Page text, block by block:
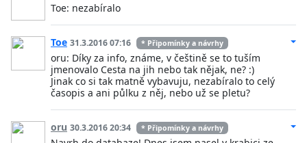
Toe: nezabíralo
Toe 31.3.2016 07:16 * Připomínky a návrhy
oru: Díky za info, známe, v češtině se to tuším
jmenovalo Cesta na jih nebo tak nějak, ne? :)
Jinak co si tak matně vybavuju, nezabíralo to celý
časopis a ani půlku z něj, nebo už se pletu?
oru 30.3.2016 20:34 * Připomínky a návrhy